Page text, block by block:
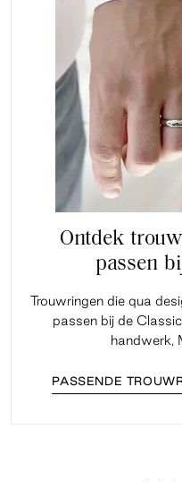
Ontdek
passen
Trouwringen die qua
passen bij de
handwerk,
PASSENDE